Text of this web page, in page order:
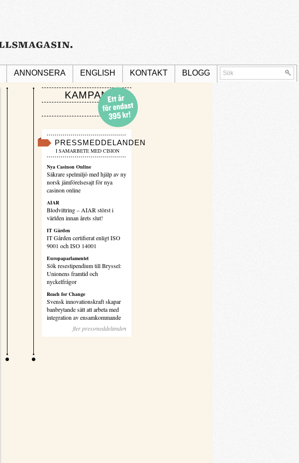
ANNONSERA ENGLISH KONTAKT BLOGG
KAMPANJ
PRESSMEDDELANDEN
I SAMARBETE MED CISION
Nya Casinon Online
Säkrare spelmiljö med hjälp av ny
norsk jämförelsesajt för nya
casinon online
AIAR
Blodvittring – AIAR störst i
världen innan årets slut!
IT Gården
IT Gården certifierat enligt ISO
9001 och ISO 14001
Europaparlamentet
Sök resestipendium till Bryssel:
Unionens framtid och
nyckelfrågor
Reach for Change
Svensk innovationskraft skapar
banbrytande sätt att arbeta med
integration av ensamkommande
fler pressmeddelanden